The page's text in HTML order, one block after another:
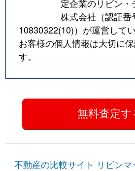
定企業のリビン
株式会社（認証番
10830322(10)）が運営してい
お客様の個人情報は大切に
す。
不動産の比較サイト リビンマ